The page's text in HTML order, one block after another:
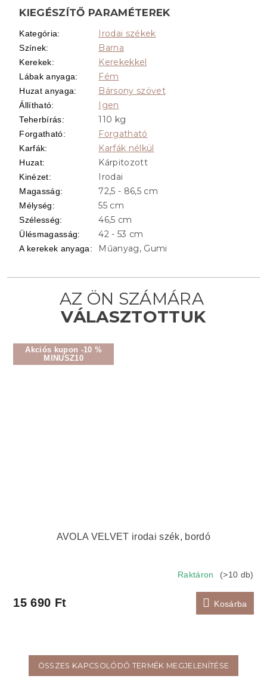
Akciós kupon -10 %
MINUSZ10
AVOLA VELVET irodai szék, bordó
Raktáron (>10 db)
15 690 Ft Kosárba
ÖSSZES KAPCSOLÓDÓ TERMÉK MEGJELENÍTÉSE
KIEGÉSZÍTŐ PARAMÉTEREK
Kategória: Irodai székek
Színek: Barna
Kerekek: Kerekekkel
Lábak anyaga: Fém
Huzat anyaga: Bársony szövet
Állítható: Igen
Teherbírás: 110 kg
Forgatható: Forgatható
Karfák: Karfák nélkül
Huzat: Kárpitozott
Kinézet: Irodai
Magasság: 72,5 - 86,5 cm
Mélység: 55 cm
Szélesség: 46,5 cm
Ülésmagasság: 42 - 53 cm
A kerekek anyaga: Műanyag, Gumi